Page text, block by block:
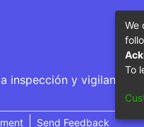
inspección y vigilancia
Send Feedback
We
To